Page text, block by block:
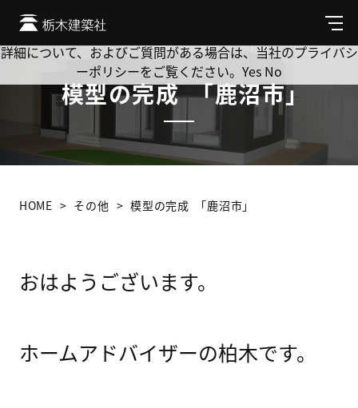
メ
ニ
ュ
模型の完成 ｢鹿沼市｣
HOME その他 模型の完成 ｢鹿沼市｣
おはようございます。
ホームアドバイザーの柏木です。
Cookie を使用して、お客様の活動を追跡してもよろしいです
か? 当社ではお客様のプライバシーを極めて重視しています。
詳細について、およびご質問がある場合は、当社のプライバシ
ーポリシーをご覧ください。 Yes No